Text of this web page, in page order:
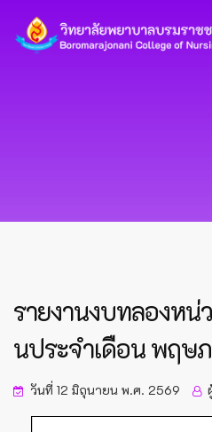
รายงานงบทลองหน่
นประจำเดือน พฤษ
วันที่ 12 มิถุนายน พ.ศ. 2569